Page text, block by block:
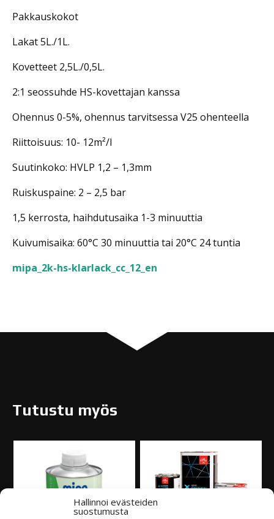
Hallinnoi evästeiden
suostumusta
Pakkauskokot
Lakat 5L./1L.
Kovetteet 2,5L./0,5L.
2:1 seossuhde HS-kovettajan kanssa
Ohennus 0-5%, ohennus tarvitsessa V25 ohenteella
Riittoisuus: 10- 12m²/l
Suutinkoko: HVLP 1,2 – 1,3mm
Ruiskuspaine: 2 – 2,5 bar
1,5 kerrosta, haihdutusaika 1-3 minuuttia
Kuivumisaika: 60°C 30 minuuttia tai 20°C 24 tuntia
mipa_2k-hs-klarlack_cc_12_en
Tutustu myös